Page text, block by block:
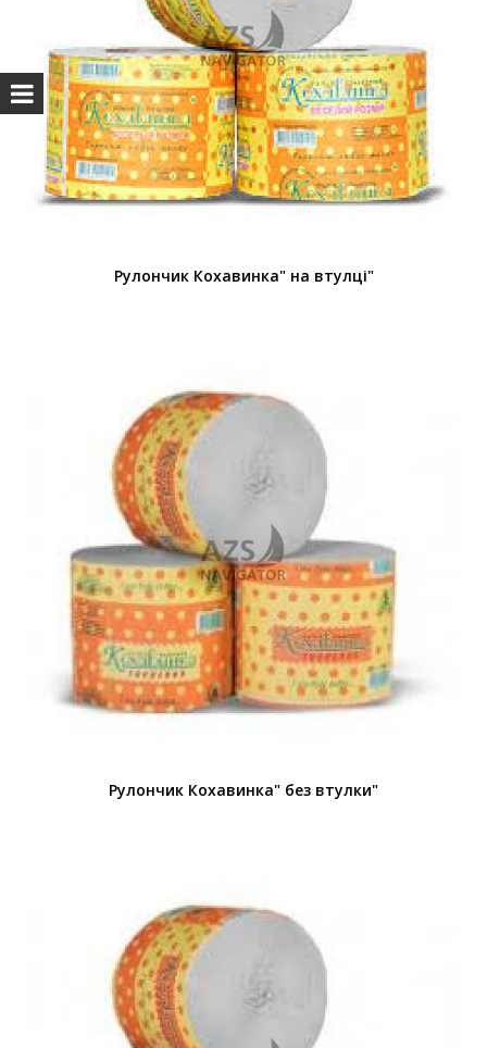
Рулончик Кохавинка" на втулці"
Рулончик Кохавинка" без втулки"